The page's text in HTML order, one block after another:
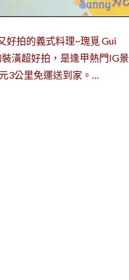
好拍的義式料理~瑰覓 Gui
潢超好拍，是逢甲熱門IG景
3公里免運送到家。…